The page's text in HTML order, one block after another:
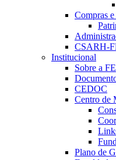
Compras
CSARH-
Institucional
Sobre a FE
CEDOC
Centro de
Plano de